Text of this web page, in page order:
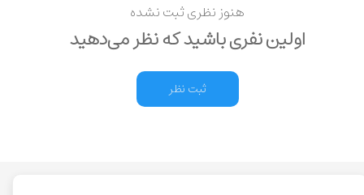
هنوز نظری ثبت نشده
اولین نفری باشید که نظر می‌دهید
ثبت نظر